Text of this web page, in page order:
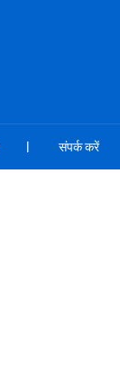
संपर्क करें